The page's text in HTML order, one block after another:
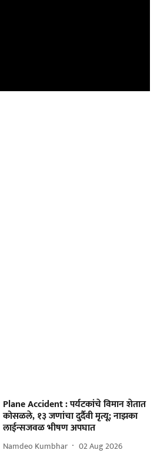
Plane Accident : पर्यटकांचे विमान शेतात
कोसळले, १३ जणांचा दुर्दैवी मृत्यू; नाझका
लाईन्सजवळ भीषण अपघात
Namdeo Kumbhar 02 Aug 2026